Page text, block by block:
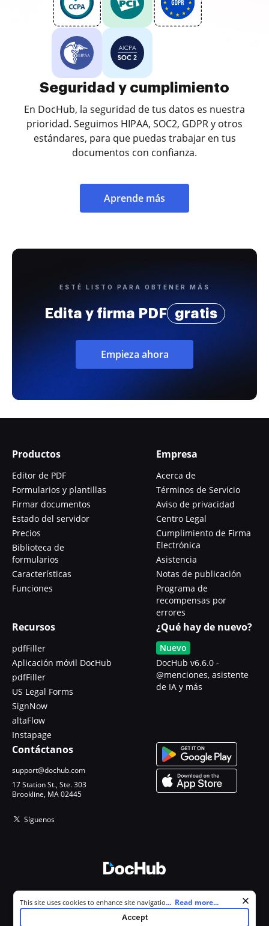
Seguridad y cumplimiento
En DocHub, la seguridad de tus datos es nuestra
prioridad. Seguimos HIPAA, SOC2, GDPR y otros
estándares, para que puedas trabajar en tus
documentos con confianza.
Aprende más
ESTÉ LISTO PARA OBTENER MÁS
Edita y firma PDF gratis
Empieza ahora
Productos
Editor de PDF
Formularios y plantillas
Firmar documentos
Estado del servidor
Precios
Biblioteca de
formularios
Características
Funciones
Empresa
Acerca de
Términos de Servicio
Aviso de privacidad
Centro Legal
Cumplimiento de Firma
Electrónica
Asistencia
Notas de publicación
Programa de
recompensas por
errores
Recursos
pdfFiller
Aplicación móvil DocHub
pdfFiller
US Legal Forms
SignNow
altaFlow
Instapage
¿Qué hay de nuevo?
Nuevo
DocHub v6.6.0 -
@menciones, asistente
de IA y más
Contáctanos
support@dochub.com
17 Station St., Ste. 303
Brookline, MA 02445
Síguenos
Todos los derechos reservados.
Cookie consent notice
This site uses cookies to enhance site navigation and personalize
your experience. By using this site you agree to our use of cookies as
described in our
. You can modify your selections by
... Read more...
Accept